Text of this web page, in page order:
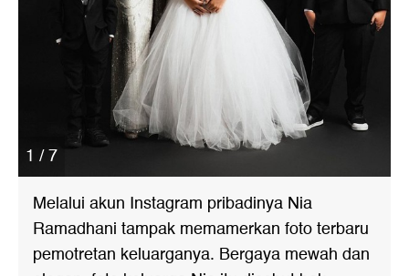
1 / 7
Melalui akun Instagram pribadinya Nia
Ramadhani tampak memamerkan foto terbaru
pemotretan keluarganya. Bergaya mewah dan